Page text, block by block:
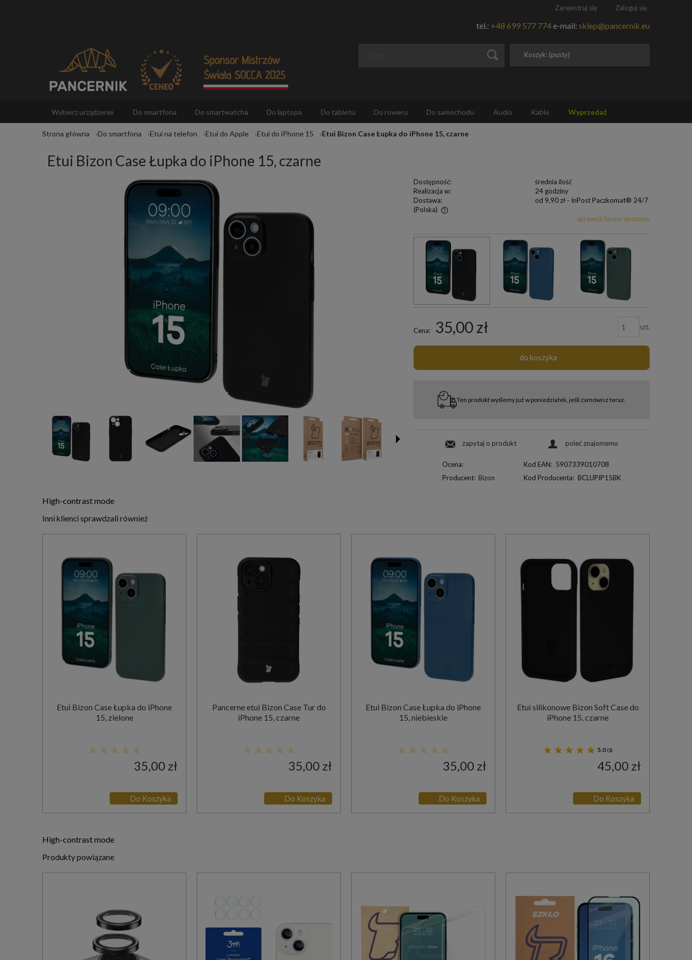
Zarejestruj się Zaloguj się
tel.: +48 699 577 774e-mail: sklep@pancernik.eu
Koszyk: (pusty)
Wybierz urządzenie Do smartfona Do smartwatcha Do laptopa Do tabletu Do roweru Do samochodu Audio Kable Wyprzedaż
Akcesoria
Strona główna Do smartfona Etui na telefon Etui do Apple Etui do iPhone 15 Etui Bizon Case Łupka do iPhone 15, czarne
Etui Bizon Case Łupka do iPhone 15, czarne
Dostępność:
średnia ilość
Realizacja w:
24 godziny
Dostawa:
od 9,90 zł - InPost Paczkomat® 24/7
(Polska)
sprawdź formy dostawy
Cena: 35,00 zł szt.
do koszyka
Ten produkt wyślemy już w poniedziałek, jeśli zamówisz teraz.
zapytaj o produkt poleć znajomemu
Ocena:
Producent: Bizon
Kod EAN: 5907339010708
Kod Producenta: BCLUPIP15BK
High-contrast mode
Inni klienci sprawdzali również
Etui Bizon Case Łupka do iPhone
15, zielone
35,00 zł
Do Koszyka
Pancerne etui Bizon Case Tur do
iPhone 15, czarne
35,00 zł
Do Koszyka
Etui Bizon Case Łupka do iPhone
15, niebieskie
35,00 zł
Do Koszyka
Etui silikonowe Bizon Soft Case do
iPhone 15, czarne
5.0 (1)
45,00 zł
Do Koszyka
High-contrast mode
Produkty powiązane